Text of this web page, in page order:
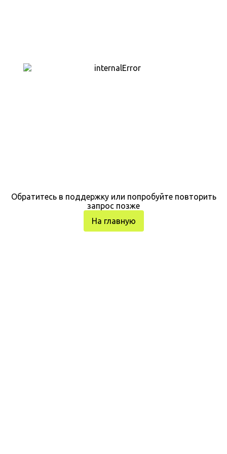
Обратитесь в поддержку или попробуйте повторить
запрос позже
На главную